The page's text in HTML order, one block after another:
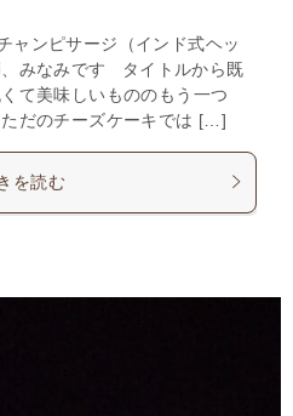
ャンピサージ（インド式ヘッ
、みなみです タイトルから既
て美味しいもののもう一つ
だのチーズケーキでは […]
を読む